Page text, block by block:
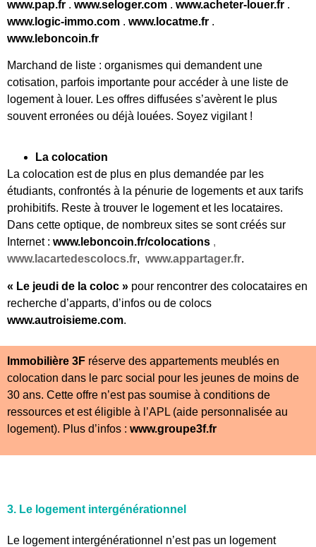
www.pap.fr . www.seloger.com . www.acheter-louer.fr .
www.logic-immo.com . www.locatme.fr .
www.leboncoin.fr
Marchand de liste : organismes qui demandent une
cotisation, parfois importante pour accéder à une liste de
logement à louer. Les offres diffusées s’avèrent le plus
souvent erronées ou déjà louées. Soyez vigilant !
La colocation
La colocation est de plus en plus demandée par les
étudiants, confrontés à la pénurie de logements et aux tarifs
prohibitifs. Reste à trouver le logement et les locataires.
Dans cette optique, de nombreux sites se sont créés sur
Internet : www.leboncoin.fr/colocations ,
www.lacartedescolocs.fr, www.appartager.fr.
« Le jeudi de la coloc » pour rencontrer des colocataires en
recherche d’apparts, d’infos ou de colocs
www.autroisieme.com.
Immobilière 3F réserve des appartements meublés en
colocation dans le parc social pour les jeunes de moins de
30 ans. Cette offre n’est pas soumise à conditions de
ressources et est éligible à l’APL (aide personnalisée au
logement). Plus d’infos : www.groupe3f.fr
3. Le logement intergénérationnel
Le logement intergénérationnel n’est pas un logement